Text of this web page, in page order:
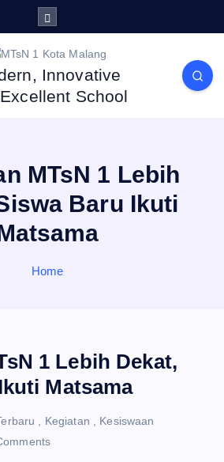
Innovative
School
MTsN 1 Lebih
Baru Ikuti
Home
1 Lebih Dekat,
Matsama
Kegiatan
Kesiswaan